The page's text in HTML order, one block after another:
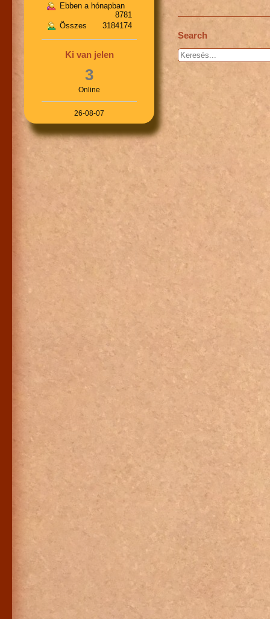
Ebben a hónapban
8781
Összes
3184174
Ki van jelen
3
Online
26-08-07
Search
Keresés...